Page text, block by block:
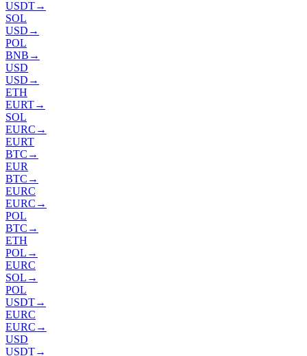
USDT→
SOL
USD →
POL
BNB →
USD
USD →
ETH
EURT→
SOL
EURC →
EURT
BTC →
EUR
BTC →
EURC
EURC →
POL
BTC →
ETH
POL →
EURC
SOL →
POL
USDT→
EURC
EURC →
USD
USDT→